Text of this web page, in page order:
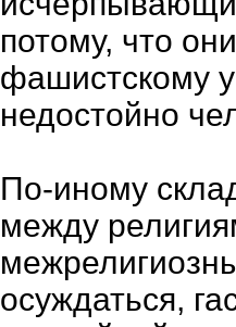
потому, что
фашистскому
недостойно
По-иному
между
осуждаться,